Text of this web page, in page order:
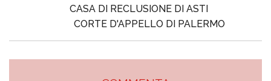
CASA DI RECLUSIONE DI ASTI
CORTE D'APPELLO DI PALERMO